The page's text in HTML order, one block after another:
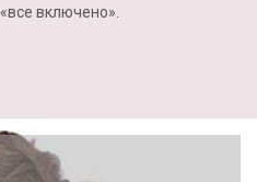
включено».